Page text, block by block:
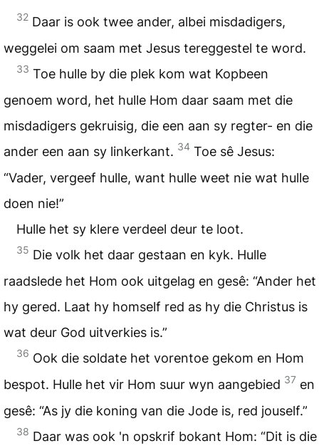
32 Daar is ook twee ander, albei misdadigers,
weggelei om saam met Jesus tereggestel te word.
33 Toe hulle by die plek kom wat Kopbeen
genoem word, het hulle Hom daar saam met die
misdadigers gekruisig, die een aan sy regter- en die
ander een aan sy linkerkant. 34 Toe sê Jesus:
“Vader, vergeef hulle, want hulle weet nie wat hulle
doen nie!”
Hulle het sy klere verdeel deur te loot.
35 Die volk het daar gestaan en kyk. Hulle
raadslede het Hom ook uitgelag en gesê: “Ander het
hy gered. Laat hy homself red as hy die Christus is
wat deur God uitverkies is.”
36 Ook die soldate het vorentoe gekom en Hom
bespot. Hulle het vir Hom suur wyn aangebied 37 en
gesê: “As jy die koning van die Jode is, red jouself.”
38 Daar was ook 'n opskrif bokant Hom: “Dit is die